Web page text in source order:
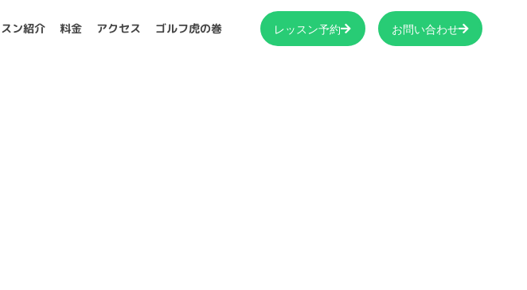
ン紹介 料金 アクセス ゴルフ虎の巻 レッスン予約 お問い合わせ